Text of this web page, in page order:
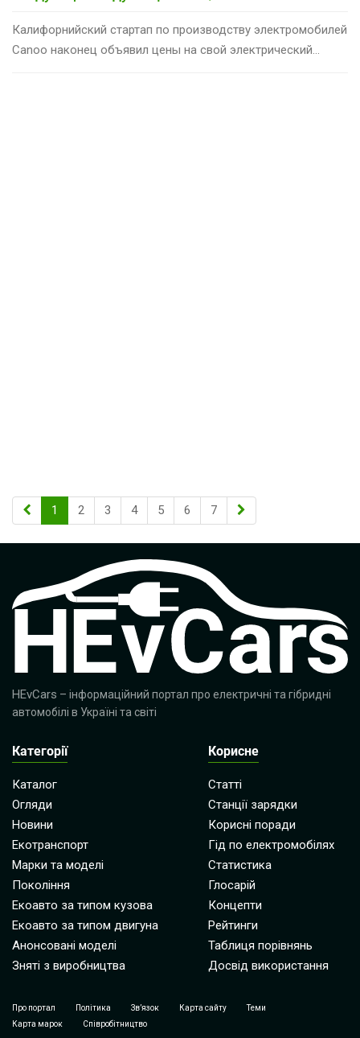
Калифорнийский стартап по производству электромобилей
Canoo наконец объявил цены на свой электрический...
1 2 3 4 5 6 7
HEvCars – інформаційний портал про електричні та гібридні
автомобілі в Україні та світі
Категорії
Каталог
Огляди
Новини
Екотранспорт
Марки та моделі
Покоління
Екоавто за типом кузова
Екоавто за типом двигуна
Анонсовані моделі
Зняті з виробництва
Корисне
Статті
Станції зарядки
Корисні поради
Гід по електромобілях
Статистика
Глосарій
Концепти
Рейтинги
Таблиця порівнянь
Досвід використання
Про портал Політика Зв’язок Карта сайту
Теми
Карта марок
Співробітництво